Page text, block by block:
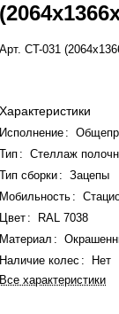
Арт.СT-031
Характеристики
Исполнение :
Тип :
Стеллаж
Тип сборки:
Зацепы
Мобильность :
Цвет :
RAL 7038
Материал :
Наличие колес :
Нет
Все характеристики